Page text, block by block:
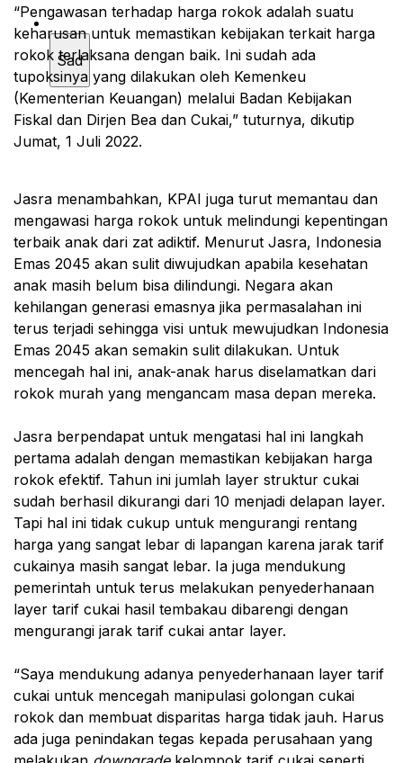
Sad
“Pengawasan terhadap harga rokok adalah suatu
keharusan untuk memastikan kebijakan terkait harga
rokok terlaksana dengan baik. Ini sudah ada
tupoksinya yang dilakukan oleh Kemenkeu
(Kementerian Keuangan) melalui Badan Kebijakan
Fiskal dan Dirjen Bea dan Cukai,” tuturnya, dikutip
Jumat, 1 Juli 2022.
Jasra menambahkan, KPAI juga turut memantau dan
mengawasi harga rokok untuk melindungi kepentingan
terbaik anak dari zat adiktif. Menurut Jasra, Indonesia
Emas 2045 akan sulit diwujudkan apabila kesehatan
anak masih belum bisa dilindungi. Negara akan
kehilangan generasi emasnya jika permasalahan ini
terus terjadi sehingga visi untuk mewujudkan Indonesia
Emas 2045 akan semakin sulit dilakukan. Untuk
mencegah hal ini, anak-anak harus diselamatkan dari
rokok murah yang mengancam masa depan mereka.
Jasra berpendapat untuk mengatasi hal ini langkah
pertama adalah dengan memastikan kebijakan harga
rokok efektif. Tahun ini jumlah layer struktur cukai
sudah berhasil dikurangi dari 10 menjadi delapan layer.
Tapi hal ini tidak cukup untuk mengurangi rentang
harga yang sangat lebar di lapangan karena jarak tarif
cukainya masih sangat lebar. Ia juga mendukung
pemerintah untuk terus melakukan penyederhanaan
layer tarif cukai hasil tembakau dibarengi dengan
mengurangi jarak tarif cukai antar layer.
“Saya mendukung adanya penyederhanaan layer tarif
cukai untuk mencegah manipulasi golongan cukai
rokok dan membuat disparitas harga tidak jauh. Harus
ada juga penindakan tegas kepada perusahaan yang